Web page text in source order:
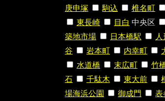
庚申塚
駒込 椎名町
東長崎
目白 中央区
築地市場
日本橋駅
谷
岩本町 内幸町
水道橋
末広町 竹
石
千駄木 東大前
場海浜公園
御成門 表